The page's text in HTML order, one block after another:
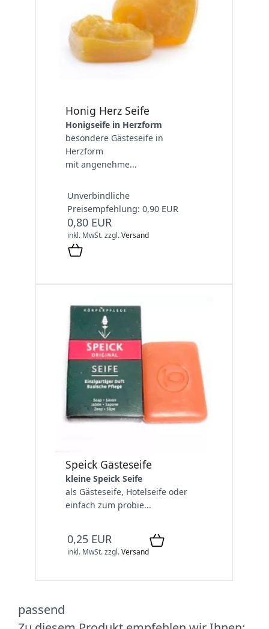
Honig Herz Seife
Honigseife in Herzform
besondere Gästeseife in
Herzform
mit angenehme...
Unverbindliche
Preisempfehlung: 0,90 EUR
0,80 EUR
inkl. MwSt.zzgl.Versand
Speick Gästeseife
kleine Speick Seife
als Gästeseife, Hotelseife oder
einfach zum probie...
0,25 EUR
inkl. MwSt.zzgl.Versand
passend